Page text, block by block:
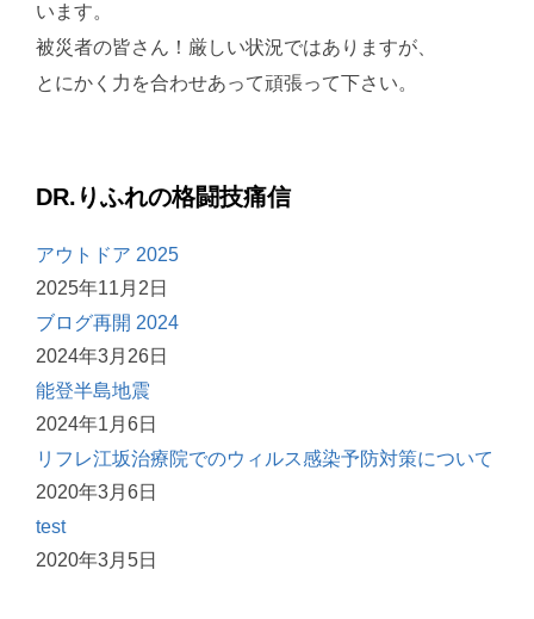
います。
被災者の皆さん！厳しい状況ではありますが、
とにかく力を合わせあって頑張って下さい。
DR.りふれの格闘技痛信
アウトドア 2025
2025年11月2日
ブログ再開 2024
2024年3月26日
能登半島地震
2024年1月6日
リフレ江坂治療院でのウィルス感染予防対策について
2020年3月6日
test
2020年3月5日